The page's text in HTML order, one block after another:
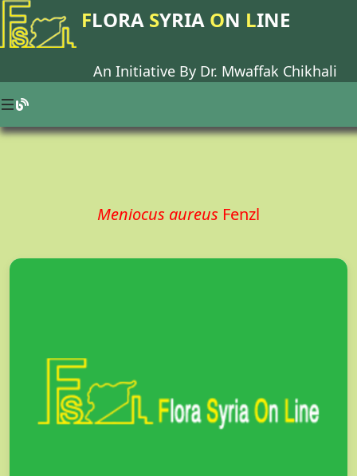
FLORA SYRIA ON LINE
An Initiative By Dr. Mwaffak Chikhali
Meniocus aureus Fenzl